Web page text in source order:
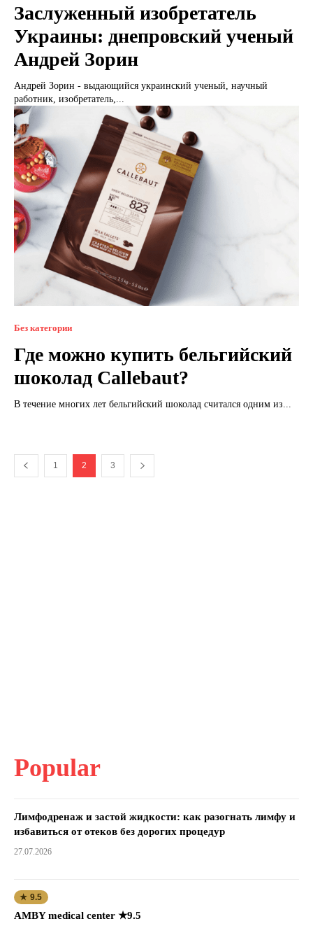
Заслуженный изобретатель
Украины: днепровский ученый
Андрей Зорин
Андрей Зорин - выдающийся украинский ученый, научный
работник, изобретатель,...
Без категории
Где можно купить бельгийский
шоколад Callebaut?
В течение многих лет бельгийский шоколад считался одним из...
1 2 3
Popular
Лимфодренаж и застой жидкости: как разогнать лимфу и
избавиться от отеков без дорогих процедур
27.07.2026
★ 9.5
AMBY medical center ★9.5